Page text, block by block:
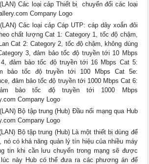
Cá́c loại cá́p Thiết bi ̣ chuyển đổi các loại
Company Logo
Cá́c loại cá́p Cáp UTP: cáp dây xoắn đôi
chất lượng Cat 1: Category 1, tốc độ chậm,
Cat 2: Category 2, tốc độ chậm, không dùng
3, đảm bảo tốc độ truyền tới 10 Mbps
đảm bảo tốc độ truyền tới 16 Mbps Cat 5:
bảo tốc độ truyền tới 100 Mbps Cat 5e:
đảm bảo tốc độ truyền tới 1000 Mbps Cat 6:
bảo tốc độ truyền tới 1000 Mbps
Company Logo
Bộ̣ tậ̣p trung (Hub) Đầu nối mạng qua Hub
Company Logo
Bộ tập trung (Hub) Là một thiết bị dùng để
nó có khả năng quản lý tín hiệu của nhiều máy
tin khi cần lưu chuyển trong mạng sẽ được
này Hub có thể đưa ra các phương án để